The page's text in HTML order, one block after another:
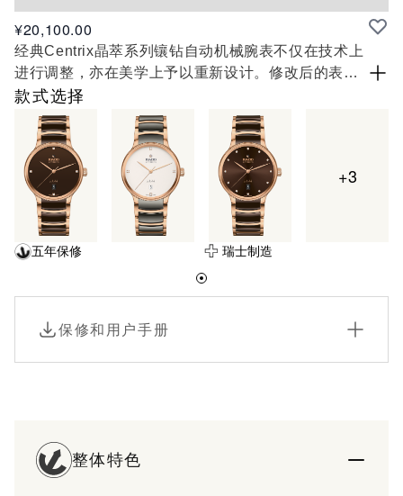
经典Centrix晶萃系列镶钻自动机械腕表不仅在技术上
进行调整，亦在美学上予以重新设计。修改后的表
款，拥有一个圆形的无边框蓝宝石水晶玻璃表镜，以
及一个与弧形水晶边缘浑然天成的弧形表壳。调整后
的表耳和搭配黑色高科技陶瓷中央链节的抛光精钢表
链，令这款经典时计的整体外观更臻完美。黑色太阳
纹表盘镶嵌着12颗钻石，印有“jubilé”标志，与铑色指
针完美搭配。由于搭载Nivachron™防磁游丝，使这
款R763型三针机芯在3至5个位置上远超标准测试要
求，实现更高的可靠性和精确度。这款腕表防水深度
¥20,100.00
款式选择
+3
五年保修 瑞士制造
保修和用户手册
整体特色